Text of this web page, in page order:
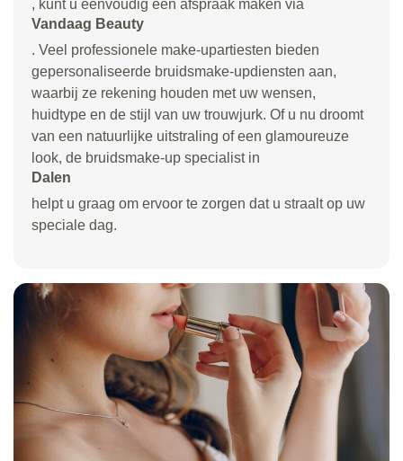
, kunt u eenvoudig een afspraak maken via
Vandaag Beauty
. Veel professionele make-upartiesten bieden
gepersonaliseerde bruidsmake-updiensten aan,
waarbij ze rekening houden met uw wensen,
huidtype en de stijl van uw trouwjurk. Of u nu droomt
van een natuurlijke uitstraling of een glamoureuze
look, de bruidsmake-up specialist in
Dalen
helpt u graag om ervoor te zorgen dat u straalt op uw
speciale dag.